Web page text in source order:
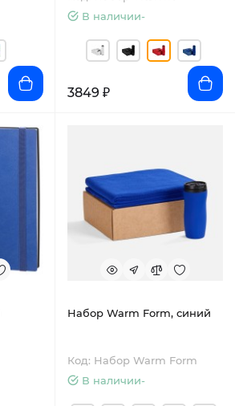
В наличии-
3849 ₽
Набор Warm Form, синий
Код: Набор Warm Form
В наличии-